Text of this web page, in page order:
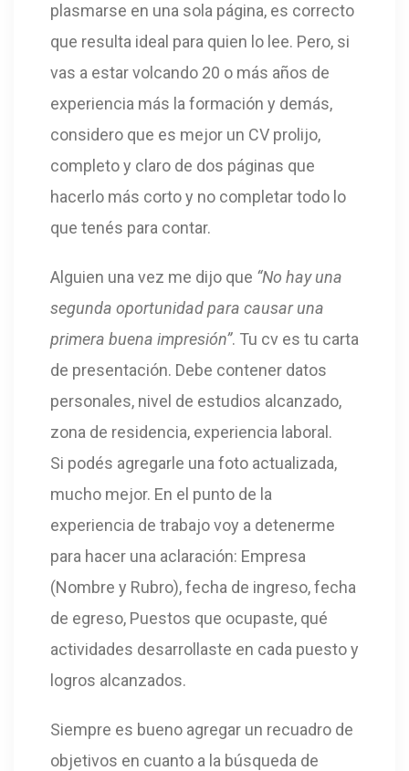
plasmarse en una sola página, es correcto
que resulta ideal para quien lo lee. Pero, si
vas a estar volcando 20 o más años de
experiencia más la formación y demás,
considero que es mejor un CV prolijo,
completo y claro de dos páginas que
hacerlo más corto y no completar todo lo
que tenés para contar.
Alguien una vez me dijo que “No hay una
segunda oportunidad para causar una
primera buena impresión”. Tu cv es tu carta
de presentación. Debe contener datos
personales, nivel de estudios alcanzado,
zona de residencia, experiencia laboral.
Si podés agregarle una foto actualizada,
mucho mejor. En el punto de la
experiencia de trabajo voy a detenerme
para hacer una aclaración: Empresa
(Nombre y Rubro), fecha de ingreso, fecha
de egreso, Puestos que ocupaste, qué
actividades desarrollaste en cada puesto y
logros alcanzados.
Siempre es bueno agregar un recuadro de
objetivos en cuanto a la búsqueda de